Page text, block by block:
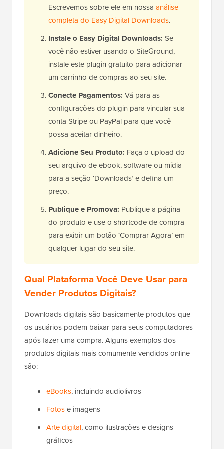
Escrevemos sobre ele em nossa análise
completa do Easy Digital Downloads.
Instale o Easy Digital Downloads: Se
você não estiver usando o SiteGround,
instale este plugin gratuito para adicionar
um carrinho de compras ao seu site.
Conecte Pagamentos: Vá para as
configurações do plugin para vincular sua
conta Stripe ou PayPal para que você
possa aceitar dinheiro.
Adicione Seu Produto: Faça o upload do
seu arquivo de ebook, software ou mídia
para a seção ‘Downloads’ e defina um
preço.
Publique e Promova: Publique a página
do produto e use o shortcode de compra
para exibir um botão ‘Comprar Agora’ em
qualquer lugar do seu site.
Qual Plataforma Você Deve Usar para
Vender Produtos Digitais?
Downloads digitais são basicamente produtos que
os usuários podem baixar para seus computadores
após fazer uma compra. Alguns exemplos dos
produtos digitais mais comumente vendidos online
são:
eBooks, incluindo audiolivros
Fotose imagens
Arte digital, como ilustrações e designs
gráficos